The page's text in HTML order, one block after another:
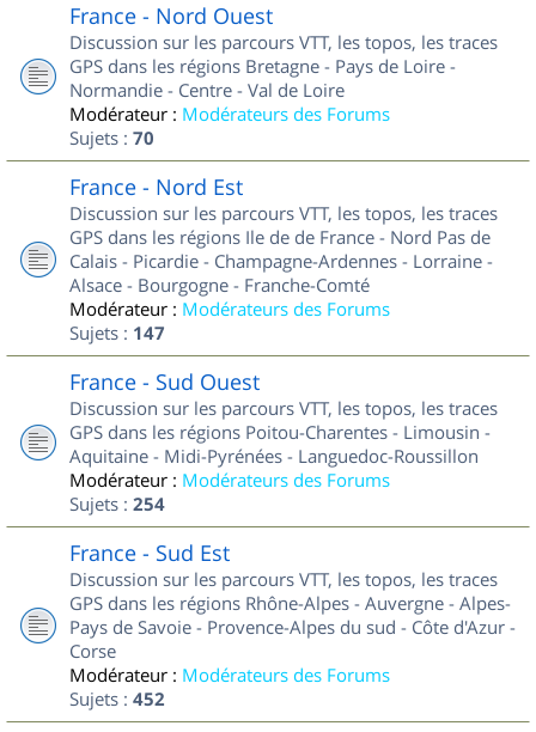
France - Nord Ouest
Discussion sur les parcours VTT, les topos, les traces
GPS dans les régions Bretagne - Pays de Loire -
Normandie - Centre - Val de Loire
Modérateur : Modérateurs des Forums
Sujets : 70
France - Nord Est
Discussion sur les parcours VTT, les topos, les traces
GPS dans les régions Ile de de France - Nord Pas de
Calais - Picardie - Champagne-Ardennes - Lorraine -
Alsace - Bourgogne - Franche-Comté
Modérateur : Modérateurs des Forums
Sujets : 147
France - Sud Ouest
Discussion sur les parcours VTT, les topos, les traces
GPS dans les régions Poitou-Charentes - Limousin -
Aquitaine - Midi-Pyrénées - Languedoc-Roussillon
Modérateur : Modérateurs des Forums
Sujets : 254
France - Sud Est
Discussion sur les parcours VTT, les topos, les traces
GPS dans les régions Rhône-Alpes - Auvergne - Alpes-
Pays de Savoie - Provence-Alpes du sud - Côte d'Azur -
Corse
Modérateur : Modérateurs des Forums
Sujets : 452